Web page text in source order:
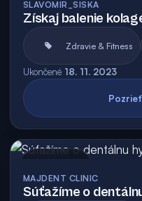
SLAVOMIR_SISKA
Získaj balenie
Zdravie & Fitness
Ukončené 18. 11. 2023
MAJDENT CLINIC
Súťažíme o